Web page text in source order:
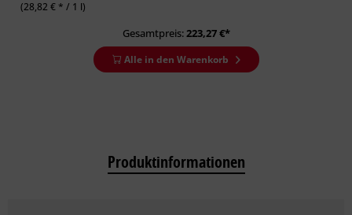
(28,82 € * / 1 l)
Gesamtpreis: 223,27€*
Alle in den Warenkorb
Produktinformationen